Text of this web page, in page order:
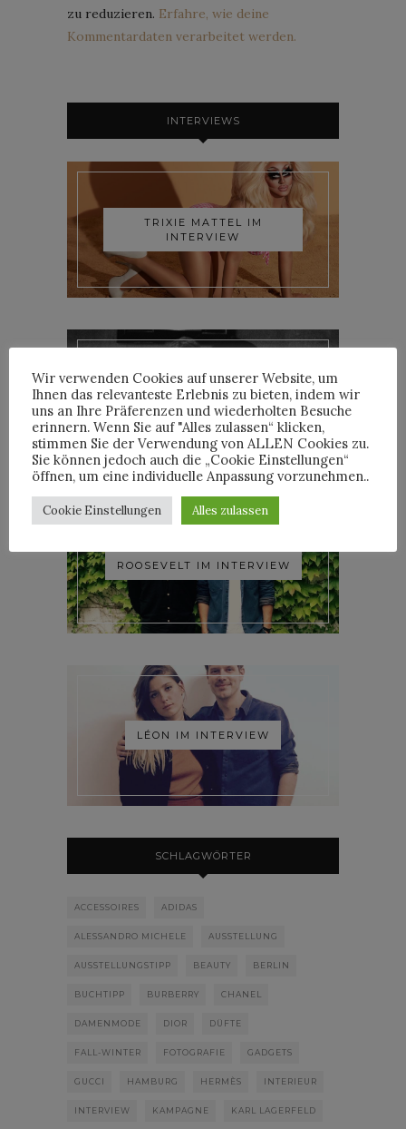
zu reduzieren. Erfahre, wie deine
Kommentardaten verarbeitet werden.
INTERVIEWS
TRIXIE MATTEL IM
INTERVIEW
YOANN LEMOINE AKA
WOODKID IM INTERVIEW
ROOSEVELT IM INTERVIEW
LÉON IM INTERVIEW
SCHLAGWÖRTER
ACCESSOIRES ADIDAS
ALESSANDRO MICHELE AUSSTELLUNG
AUSSTELLUNGSTIPP BEAUTY BERLIN
BUCHTIPP BURBERRY CHANEL
DAMENMODE DIOR DÜFTE
FALL-WINTER FOTOGRAFIE GADGETS
GUCCI HAMBURG HERMÈS INTERIEUR
INTERVIEW KAMPAGNE KARL LAGERFELD
Wir verwenden Cookies auf unserer Website, um
Ihnen das relevanteste Erlebnis zu bieten, indem wir
uns an Ihre Präferenzen und wiederholten Besuche
erinnern. Wenn Sie auf "Alles zulassen“ klicken,
stimmen Sie der Verwendung von ALLEN Cookies zu.
Sie können jedoch auch die „Cookie Einstellungen“
öffnen, um eine individuelle Anpassung vorzunehmen..
Cookie Einstellungen Alles zulassen